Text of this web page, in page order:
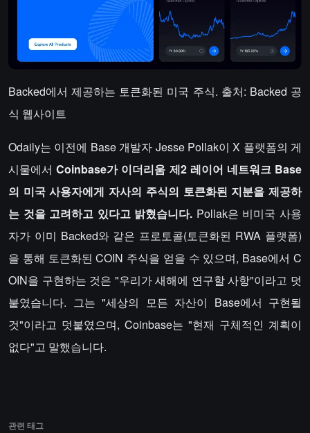
Backed에서 제공하는 토큰화된 미국 주식. 출처: Backed 공
식 웹사이트
Odaily는 이전에 Base 개발자 Jesse Pollak이 X 플랫폼의 게
시물에서Coinbase가 이더리움 제2 레이어 네트워크 Base
의 미국 사용자에게 자사의 주식의 토큰화된 지분을 제공하
는 것을 고려하고 있다고 밝혔습니다. Pollak은 비미국 사용
자가 이미 Backed와 같은 프로토콜(토큰화된 RWA 플랫폼)
을 통해 토큰화된 COIN 주식을 얻을 수 있으며, Base에서 C
OIN을 구현하는 것은 "우리가 새해에 연구할 사항"이라고 덧
붙였습니다. 그는 "세상의 모든 자산이 Base에서 구현될
것"이라고 덧붙였으며, Coinbase는 "현재 구체적인 계획이
없다"고 말했습니다.
관련 태그